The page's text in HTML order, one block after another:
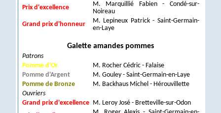
Prix d'excellence
M. Marquillié Fabien - Condé-sur-
Noireau
Grand prix d'honneur
M. Lepineux Patrick - Saint-Germain-
en-Laye
Galette amandes pommes
Patrons
Pomme d'Or
M. Rocher Cédric - Falaise
Pomme d'Argent
M. Gouley - Saint-Germain-en-Laye
Pomme de Bronze
M. Backhaus Michel - Hérouvillette
Ouvriers
Grand prix d'excellence M. Leroy José - Bretteville-sur-Odon